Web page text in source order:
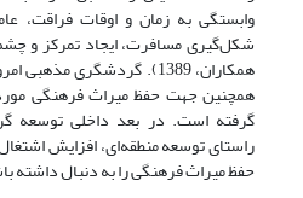
وابستگی به زمان و اوقات فراقت،
شکل‌گیری مسافرت، ایجاد تمرکز و
همکاران، 1389). گردشگری
همچنین جهت حفظ میراث فرهنگی
گرفته است. در بعد داخلی توسعه
راستای توسعه منطقه‌ای، افزایش
حفظ میراث فرهنگی را به دنبال داشته